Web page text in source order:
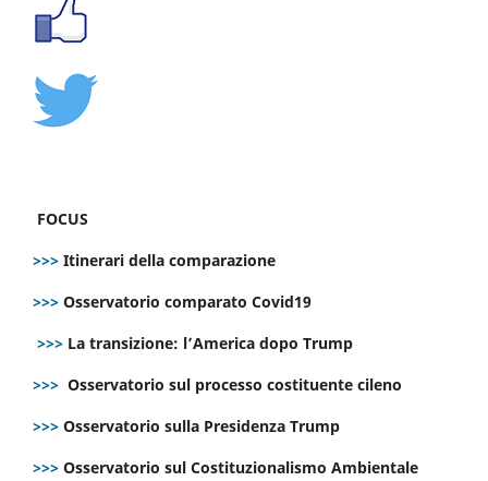
FOCUS
>>> Itinerari della comparazione
>>> Osservatorio comparato Covid19
>>> La transizione: l’America dopo Trump
>>> Osservatorio sul processo costituente cileno
>>> Osservatorio sulla Presidenza Trump
>>> Osservatorio sul Costituzionalismo Ambientale